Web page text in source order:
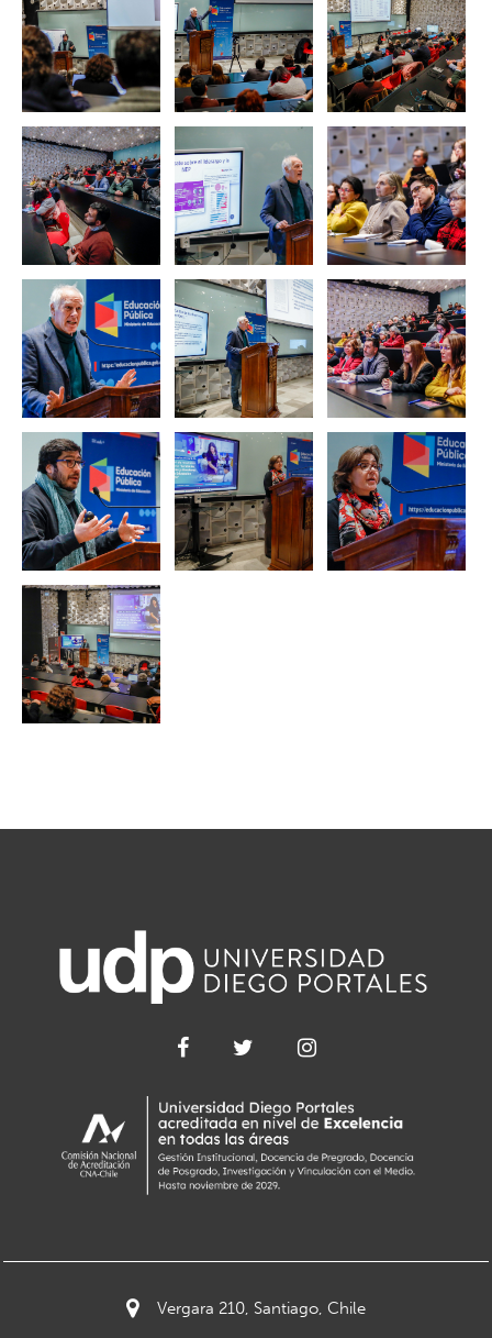
Vergara 210, Santiago, Chile